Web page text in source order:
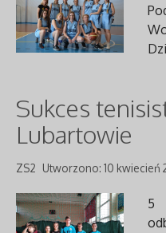
Sukces
Lubartowie
ZS2 Utworzono: 10 kwiecień
5